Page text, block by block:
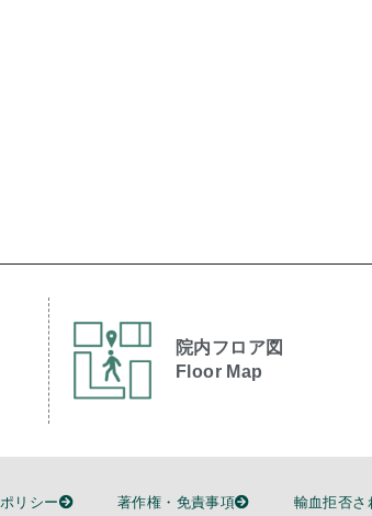
院内フロア図
Floor Map
リシー 著作権・免責事項 輸血拒否さ